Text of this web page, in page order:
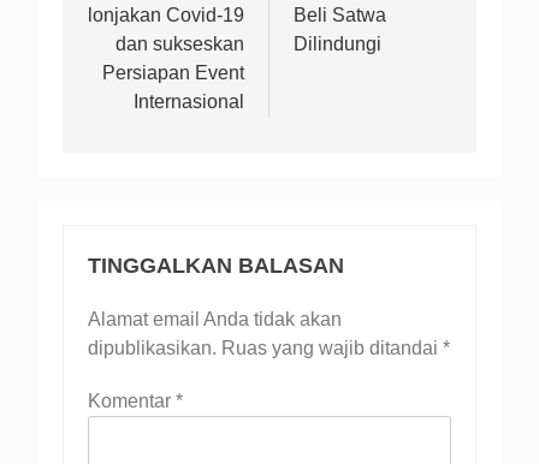
lonjakan Covid-19
dan sukseskan
Persiapan Event
Internasional
Beli Satwa
Dilindungi
TINGGALKAN BALASAN
Alamat email Anda tidak akan
dipublikasikan. Ruas yang wajib ditandai *
Komentar *